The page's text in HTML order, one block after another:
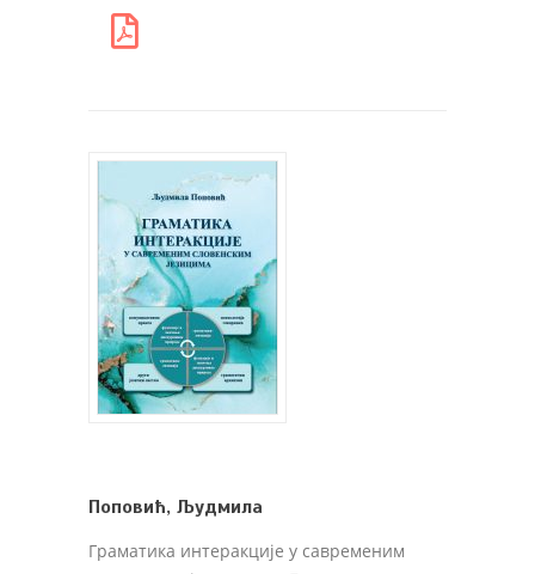
Поповић, Људмила
Граматика интеракције у савременим